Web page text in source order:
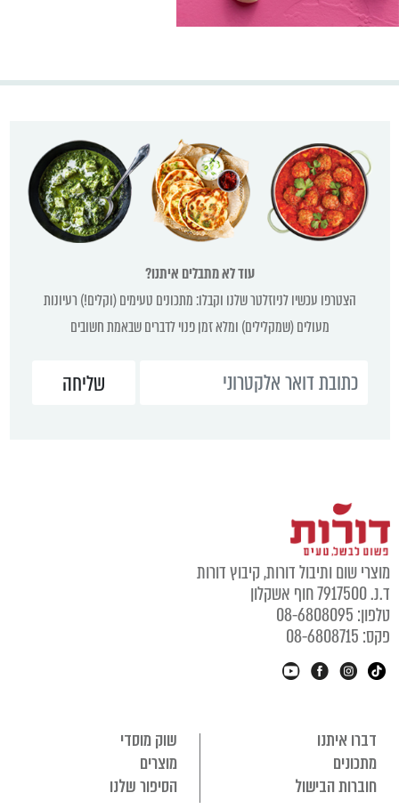
עוד לא מתבלים איתנו?
הצטרפו עכשיו לניוזלטר שלנו וקבלו: מתכונים טעימים (וקלים!) רעיונות
מעולים (שמקלילים) ומלא זמן פנוי לדברים שבאמת חשובים
מוצרי שום ותיבול דורות, קיבוץ דורות
ד.נ. 7917500 חוף אשקלון
טלפון: 08-6808095
פקס: 08-6808715
דברו איתנו
שוק מוסדי
מתכונים
מוצרים
חוברות הבישול
הסיפור שלנו